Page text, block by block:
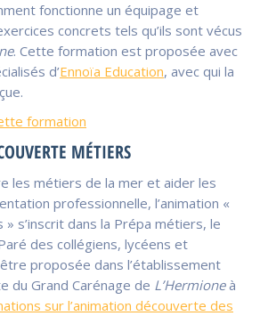
fonctionne un équipage et
concrets tels qu’ils sont vécus
. Cette formation est proposée avec
d’Ennoïa Education, avec qui la
formation
MÉTIERS
les métiers de la mer et aider les
professionnelle, l’animation «
s’inscrit dans la Prépa métiers, le
des collégiens, lycéens et
proposée dans l’établissement
du Grand Carénage de L’Hermioneà
sur l’animation découverte des